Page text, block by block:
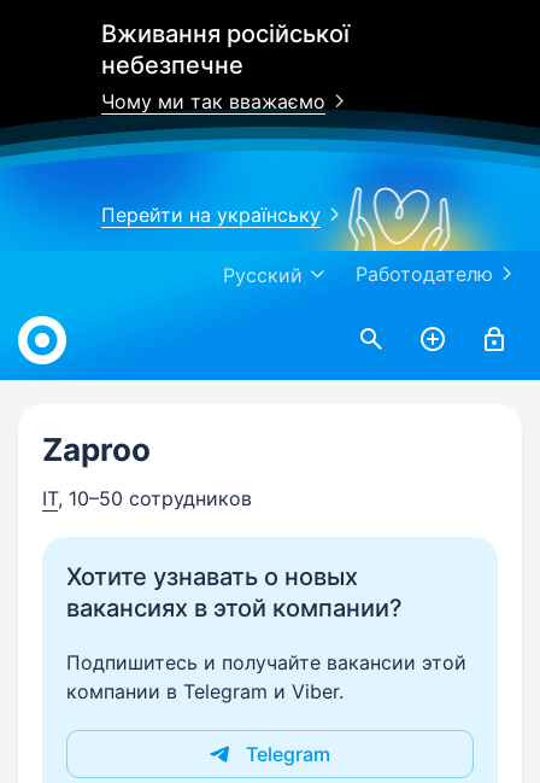
Вживання російської
небезпечне
Чому ми так вважаємо
Перейти на українську
Работодателю
Русский
Work.ua
Zaproo
IT, 10–50 сотрудников
Хотите узнавать о новых
вакансиях в этой компании?
Подпишитесь и получайте вакансии этой
компании в Telegram и Viber.
Telegram